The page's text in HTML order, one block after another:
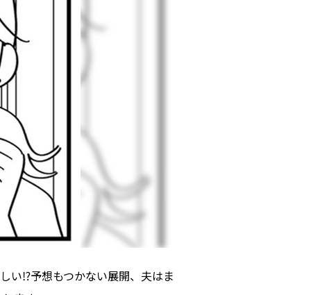
い⁉予想もつかない展開、夫はま